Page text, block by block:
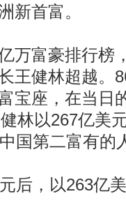
新首富。
富豪排行榜
王健林超越。
宝座，在当日
林以267亿美
国第二富有的
，以263亿美